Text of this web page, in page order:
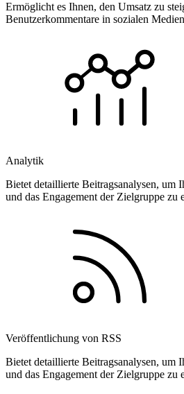
Ermöglicht es Ihnen, den Umsatz zu
Benutzerkommentare in sozialen
Analytik
Bietet detaillierte Beitragsanalysen, um
und das Engagement der Zielgruppe zu
Veröffentlichung von RSS
Bietet detaillierte Beitragsanalysen, um
und das Engagement der Zielgruppe zu